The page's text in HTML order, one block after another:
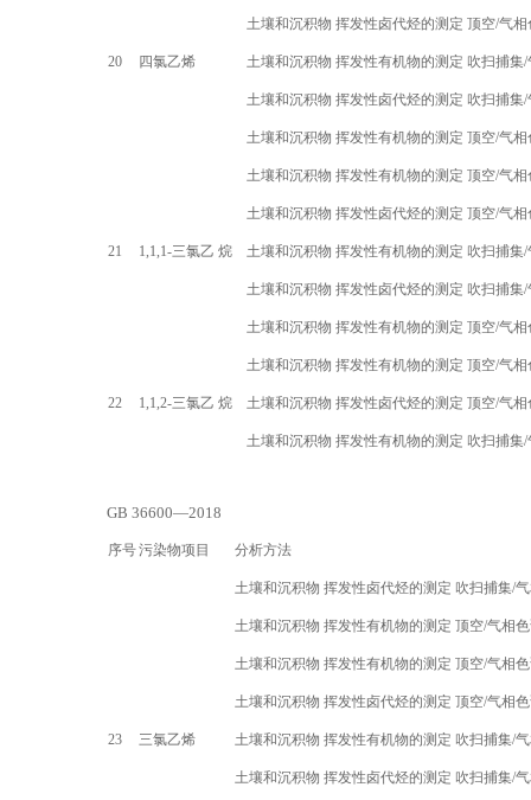
20 四氯乙烯
土壤和沉积物 挥发性卤代烃的测定 顶空/气相
土壤和沉积物 挥发性有机物的测定 吹扫捕集/
土壤和沉积物 挥发性卤代烃的测定 吹扫捕集/
土壤和沉积物 挥发性有机物的测定 顶空/气相
21 1,1,1-三氯乙 烷
土壤和沉积物 挥发性有机物的测定 顶空/气相
土壤和沉积物 挥发性卤代烃的测定 顶空/气相
土壤和沉积物 挥发性有机物的测定 吹扫捕集/
土壤和沉积物 挥发性卤代烃的测定 吹扫捕集/
土壤和沉积物 挥发性有机物的测定 顶空/气相
22 1,1,2-三氯乙 烷
土壤和沉积物 挥发性有机物的测定 顶空/气相
土壤和沉积物 挥发性卤代烃的测定 顶空/气相
土壤和沉积物 挥发性有机物的测定 吹扫捕集/
GB 36600—2018
序号污染物项目 分析方法
土壤和沉积物 挥发性卤代烃的测定 吹扫捕集/
土壤和沉积物 挥发性有机物的测定 顶空/气相
23 三氯乙烯
土壤和沉积物 挥发性有机物的测定 顶空/气相
土壤和沉积物 挥发性卤代烃的测定 顶空/气相
土壤和沉积物 挥发性有机物的测定 吹扫捕集/
土壤和沉积物 挥发性卤代烃的测定 吹扫捕集/